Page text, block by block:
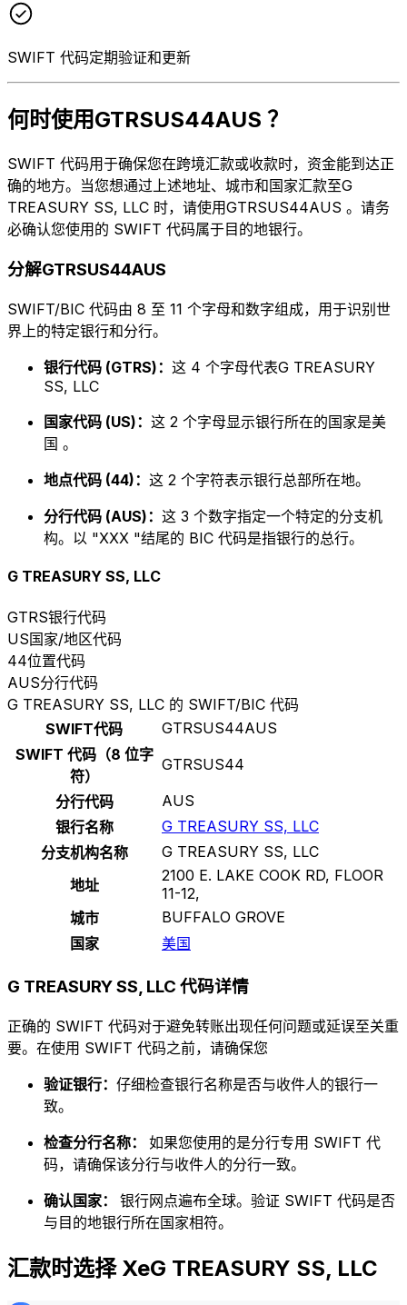
SWIFT 代码定期验证和更新
何时使用GTRSUS44AUS ？
SWIFT 代码用于确保您在跨境汇款或收款时，资金能到达正
确的地方。当您想通过上述地址、城市和国家汇款至G
TREASURY SS, LLC 时，请使用GTRSUS44AUS 。请务
必确认您使用的 SWIFT 代码属于目的地银行。
分解GTRSUS44AUS
SWIFT/BIC 代码由 8 至 11 个字母和数字组成，用于识别世
界上的特定银行和分行。
银行代码 (GTRS)： 这 4 个字母代表G TREASURY
SS, LLC
国家代码 (US)： 这 2 个字母显示银行所在的国家是美
国 。
地点代码 (44)： 这 2 个字符表示银行总部所在地。
分行代码 (AUS)： 这 3 个数字指定一个特定的分支机
构。以 "XXX "结尾的 BIC 代码是指银行的总行。
G TREASURY SS, LLC
GTRS银行代码
US国家/地区代码
44位置代码
AUS分行代码
G TREASURY SS, LLC 的 SWIFT/BIC 代码
SWIFT代码
GTRSUS44AUS
SWIFT 代码（8 位字
符）
GTRSUS44
分行代码
AUS
银行名称
G TREASURY SS, LLC
分支机构名称
G TREASURY SS, LLC
地址
2100 E. LAKE COOK RD, FLOOR
11-12,
城市
BUFFALO GROVE
国家
美国
G TREASURY SS, LLC 代码详情
正确的 SWIFT 代码对于避免转账出现任何问题或延误至关重
要。在使用 SWIFT 代码之前，请确保您
验证银行： 仔细检查银行名称是否与收件人的银行一
致。
检查分行名称： 如果您使用的是分行专用 SWIFT 代
码，请确保该分行与收件人的分行一致。
确认国家： 银行网点遍布全球。验证 SWIFT 代码是否
与目的地银行所在国家相符。
汇款时选择 XeG TREASURY SS, LLC